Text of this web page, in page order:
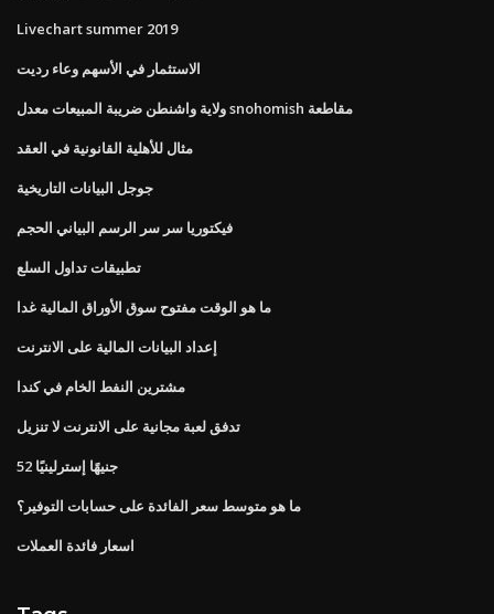
Livechart summer 2019
الاستثمار في الأسهم وعاء رديت
ولاية واشنطن ضريبة المبيعات معدل snohomish مقاطعة
مثال للأهلية القانونية في العقد
جوجل البيانات التاريخية
فيكتوريا سر سر الرسم البياني الحجم
تطبيقات تداول السلع
ما هو الوقت مفتوح سوق الأوراق المالية غدا
إعداد البيانات المالية على الانترنت
مشترين النفط الخام في كندا
تدفق لعبة مجانية على الانترنت لا تنزيل
52 جنيهًا إسترلينيًا
ما هو متوسط ​​سعر الفائدة على حسابات التوفير؟
اسعار فائدة العملات